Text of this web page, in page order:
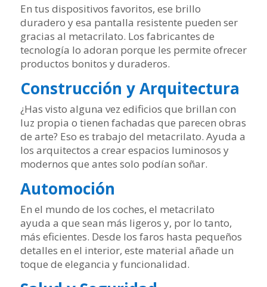
En tus dispositivos favoritos, ese brillo
duradero y esa pantalla resistente pueden ser
gracias al metacrilato. Los fabricantes de
tecnología lo adoran porque les permite ofrecer
productos bonitos y duraderos.
Construcción y Arquitectura
¿Has visto alguna vez edificios que brillan con
luz propia o tienen fachadas que parecen obras
de arte? Eso es trabajo del metacrilato. Ayuda a
los arquitectos a crear espacios luminosos y
modernos que antes solo podían soñar.
Automoción
En el mundo de los coches, el metacrilato
ayuda a que sean más ligeros y, por lo tanto,
más eficientes. Desde los faros hasta pequeños
detalles en el interior, este material añade un
toque de elegancia y funcionalidad.